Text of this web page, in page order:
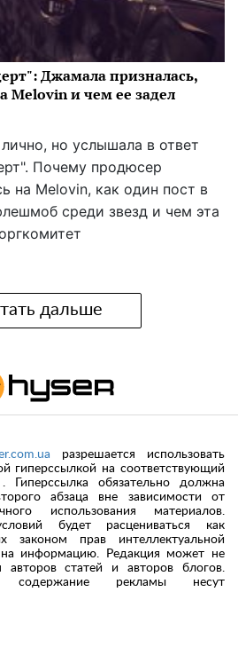
Джамала призналась,
Melovin и чем ее задел
но услышала в ответ
Почему продюсер
на Melovin, как один пост в
среди звезд и чем эта
дальше
разрешается использовать
гиперссылкой на соответствующий
. Гиперссылка обязательно должна
абзаца вне зависимости от
использования материалов.
будет расцениваться как
законом прав интеллектуальной
на информацию. Редакция может не
авторов статей и авторов блогов.
содержание рекламы несут